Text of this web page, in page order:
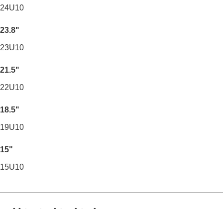
24U10
23.8"
23U10
21.5"
22U10
18.5"
19U10
15"
15U10